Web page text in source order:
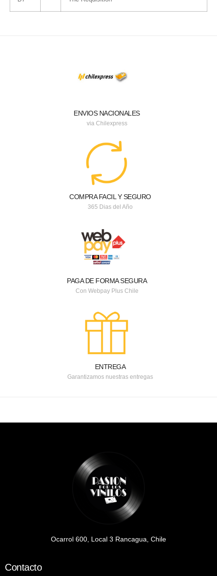
ENVIOS NACIONALES
via Chilexpress
COMPRA FACIL Y SEGURO
365 Dias del Año
PAGA DE FORMA SEGURA
Con Webpay Plus Chile
ENTREGA
Garantizamos nuestras entregas
Ocarrol 600, Local 3 Rancagua, Chile
Contacto